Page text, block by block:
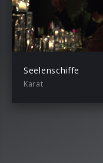
Seelenschiffe
Karat